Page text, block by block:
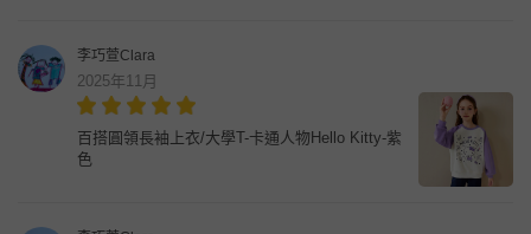
李巧萱Clara
2025年11月
百搭圓領長袖上衣/大學T-卡通人物Hello Kitty-紫
色